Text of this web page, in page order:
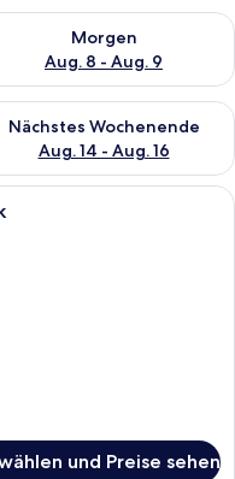
Nacht, Aug. 7 - Aug. 8.
Morgen
Aug. 8 - Aug. 9
die Verfügbarkeit
Wochenende, Aug. 7
Nächstes Wochenende
Aug. 14 - Aug. 16
die Verfügbarkeit
und Preise sehen